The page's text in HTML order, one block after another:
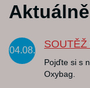
Aktuálně
04.08.
Pojďte si s
Oxybag.